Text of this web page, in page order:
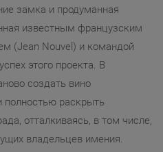
замка и продуманная
известным французским
(Jean Nouvel) и командой
этого проекта. В
создать вино
полностью раскрыть
отталкиваясь, в том числе,
владельцев имения.